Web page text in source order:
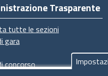
Trasparente
tutte le sezioni
gara
concorso